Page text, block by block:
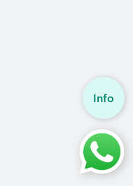
Info